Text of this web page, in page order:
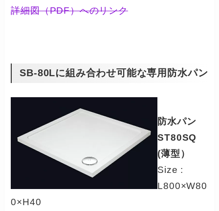
詳細図（PDF）へのリンク
SB-80Lに組み合わせ可能な専用防水パン
防水パン
ST80SQ
(薄型）
Size :
L800×W80
0×H40